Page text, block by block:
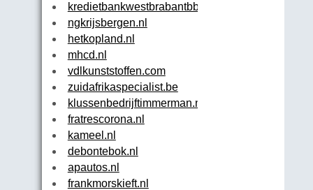
kredietbankwestbrabantbbr.nl
ngkrijsbergen.nl
hetkopland.nl
mhcd.nl
vdlkunststoffen.com
zuidafrikaspecialist.be
klussenbedrijftimmerman.nl
fratrescorona.nl
kameel.nl
debontebok.nl
apautos.nl
frankmorskieft.nl